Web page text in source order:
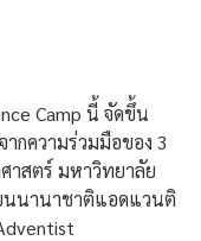
Camp นี้ จัดขึ้น
ากความร่วมมือของ 3
าสตร์ มหาวิทยาลัย
นนานาชาติแอดแวนติ